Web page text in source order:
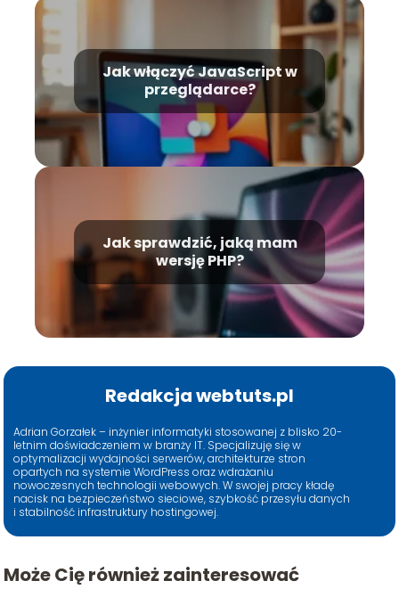
Jak włączyć JavaScript w
przeglądarce?
Jak sprawdzić, jaką mam
wersję PHP?
Redakcja webtuts.pl
Adrian Gorzałek – inżynier informatyki stosowanej z blisko 20-
letnim doświadczeniem w branży IT. Specjalizuję się w
optymalizacji wydajności serwerów, architekturze stron
opartych na systemie WordPress oraz wdrażaniu
nowoczesnych technologii webowych. W swojej pracy kładę
nacisk na bezpieczeństwo sieciowe, szybkość przesyłu danych
i stabilność infrastruktury hostingowej.
Może Cię również zainteresować